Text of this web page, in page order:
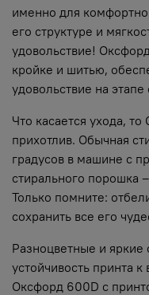
именно для
его структуре и
удовольствие!
кройке и шитью,
удовольствие на
Что касается ухода,
прихотлив. Обычная
градусов в машине с
стирального порошка
Только помните:
сохранить все его
Разноцветные и яркие
устойчивость принта
Оксфорд 600D с